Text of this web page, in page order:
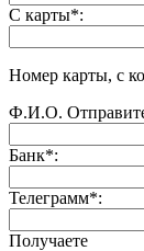
С карты*:
Номер карты, с
Ф.И.О.
Банк*:
Телеграмм*:
Получаете